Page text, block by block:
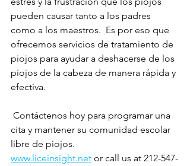
pueden causar tanto a los padres
como a los maestros.  Es por eso que
ofrecemos servicios de tratamiento de
piojos para ayudar a deshacerse de los
piojos de la cabeza de manera rápida y
efectiva.
cita y mantener su comunidad escolar
libre de piojos.
www.liceinsight.net or call us at 212-547-